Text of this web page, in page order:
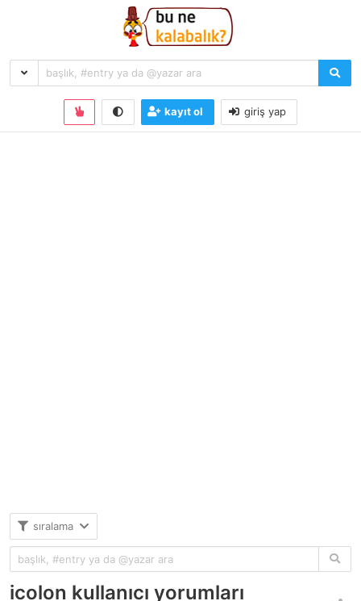
kayıt ol giriş yap
sıralama
icolon kullanıcı yorumları